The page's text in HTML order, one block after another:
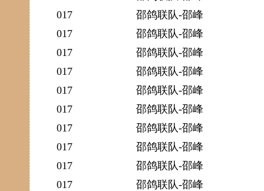
017
邵鸽联队-邵峰
017
邵鸽联队-邵峰
017
邵鸽联队-邵峰
017
邵鸽联队-邵峰
017
邵鸽联队-邵峰
017
邵鸽联队-邵峰
017
邵鸽联队-邵峰
017
邵鸽联队-邵峰
017
邵鸽联队-邵峰
017
邵鸽联队-邵峰